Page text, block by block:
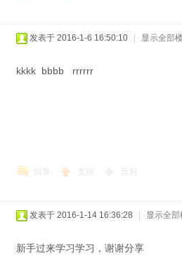
发表于 2016-1-6 16:50:10 显示全部
kkkk bbbb rrrrrr
回复 支持 反对
发表于 2016-1-14 16:36:28 显示全部
新手过来学习学习，谢谢分享